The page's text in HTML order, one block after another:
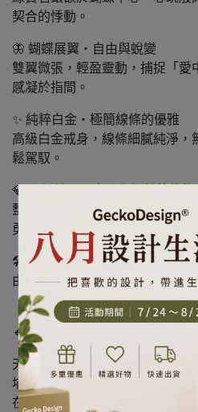
契合的悸動。
🦋 蝴蝶展翼・自由與蛻變
雙翼微張，輕盈靈動，捕捉「愛
感凝於指間。
✨ 純粹白金・極簡線條的優雅
高級白金戒身，線條細膩純淨，
鬆駕馭。
💎 閃耀鋯石・光明與智慧的信物
整體鑲滿高品質鋯石，代表幸運
勇敢的選擇。
🛠 MismiTsai 匠人工藝・每一枚
由珠寶藝術家親手雕琢而成，保
🔸 鋯石的祝福寓意
天然鋯石歷史悠久，甚至比鑽石
埔寨與緬甸等地。
在古代與中世紀，鋯石被視為神